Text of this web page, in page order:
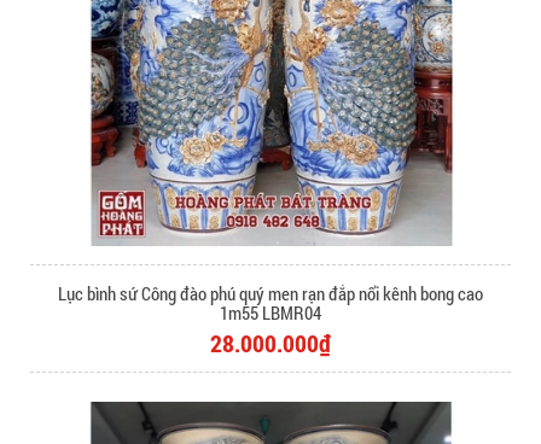
Lục bình sứ Công đào phú quý men rạn đắp nổi kênh bong cao
1m55 LBMR04
28.000.000₫